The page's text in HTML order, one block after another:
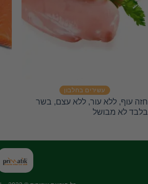
עשירים בחלבון
חזה עוף, ללא עור, ללא עצם, בשר
בלבד לא מבושל